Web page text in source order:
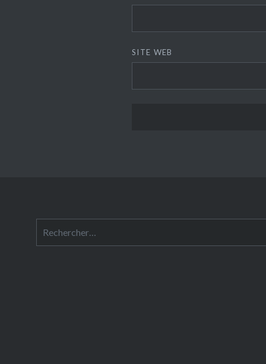
SITE WEB